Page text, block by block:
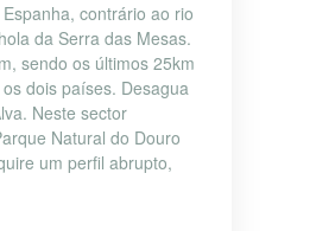
contrário ao rio
da Serra das Mesas.
sendo os últimos 25km
dois países. Desagua
Neste sector
Natural do Douro
um perfil abrupto,